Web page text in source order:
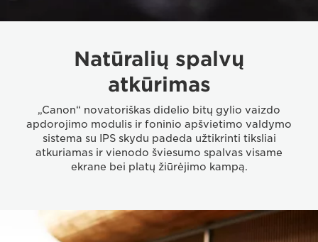
Natūralių spalvų
atkūrimas
„Canon“ novatoriškas didelio bitų gylio vaizdo
apdorojimo modulis ir foninio apšvietimo valdymo
sistema su IPS skydu padeda užtikrinti tiksliai
atkuriamas ir vienodo šviesumo spalvas visame
ekrane bei platų žiūrėjimo kampą.